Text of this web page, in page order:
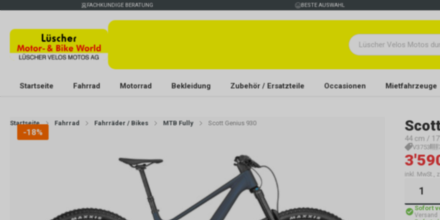
FACHKUNDIGE BERATUNG BESTE AUSWAHL
Startseite Fahrrad Motorrad Bekleidung Zubehör / Ersatzteile Occasionen Mietfahrzeuge
Startseite Fahrrad Fahrräder / Bikes MTB Fully Scott Genius 930
-18%
44 cm /
V3753
inkl. MwSt.,
Sofort
Versand